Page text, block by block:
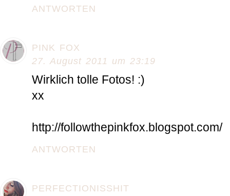
ANTWORTEN
PINK FOX
27. August 2011 um 23:19
Wirklich tolle Fotos! :)
xx
http://followthepinkfox.blogspot.com/
ANTWORTEN
PERFECTIONISSHIT